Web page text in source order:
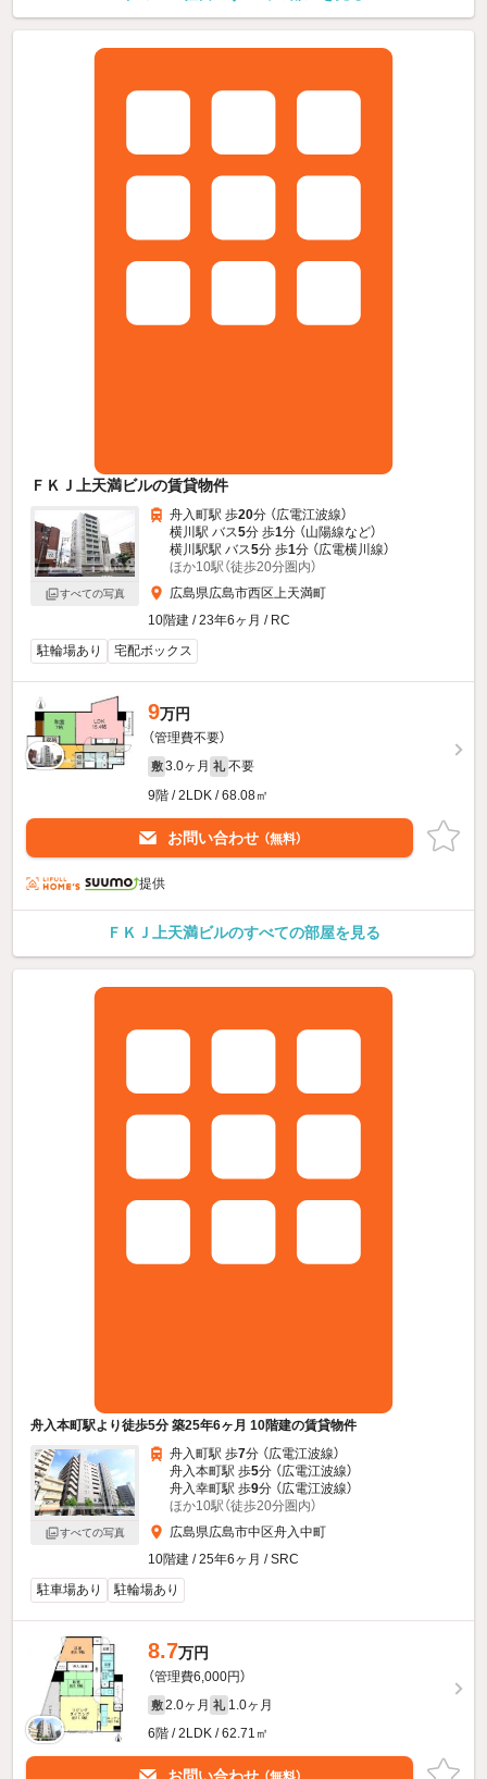
ＦＫＪ上天満ビルの賃貸物件
すべての写真
舟入町駅 歩20分 （広電江波線）
横川駅 バス5分 歩1分 （山陽線など）
横川駅駅 バス5分 歩1分 （広電横川線）
ほか10駅（徒歩20分圏内）
広島県広島市西区上天満町
10階建 / 23年6ヶ月 / RC
駐輪場あり
宅配ボックス
9万円
（管理費不要）
敷 3.0ヶ月 礼 不要
9階 / 2LDK / 68.08㎡
お問い合わせ （無料）
提供
ＦＫＪ上天満ビルのすべての部屋を見る
舟入本町駅より徒歩5分 築25年6ヶ月 10階建の賃貸物件
すべての写真
舟入町駅 歩7分 （広電江波線）
舟入本町駅 歩5分 （広電江波線）
舟入幸町駅 歩9分 （広電江波線）
ほか10駅（徒歩20分圏内）
広島県広島市中区舟入中町
10階建 / 25年6ヶ月 / SRC
駐車場あり
駐輪場あり
8.7万円
（管理費6,000円）
敷 2.0ヶ月 礼 1.0ヶ月
6階 / 2LDK / 62.71㎡